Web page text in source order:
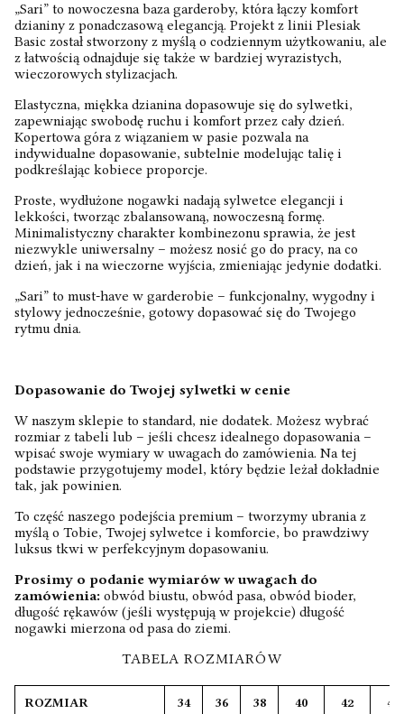
„Sari” to nowoczesna baza garderoby, która łączy komfort
dzianiny z ponadczasową elegancją. Projekt z linii Plesiak
Basic został stworzony z myślą o codziennym użytkowaniu, ale
z łatwością odnajduje się także w bardziej wyrazistych,
wieczorowych stylizacjach.
Elastyczna, miękka dzianina dopasowuje się do sylwetki,
zapewniając swobodę ruchu i komfort przez cały dzień.
Kopertowa góra z wiązaniem w pasie pozwala na
indywidualne dopasowanie, subtelnie modelując talię i
podkreślając kobiece proporcje.
Proste, wydłużone nogawki nadają sylwetce elegancji i
lekkości, tworząc zbalansowaną, nowoczesną formę.
Minimalistyczny charakter kombinezonu sprawia, że jest
niezwykle uniwersalny – możesz nosić go do pracy, na co
dzień, jak i na wieczorne wyjścia, zmieniając jedynie dodatki.
„Sari” to must-have w garderobie – funkcjonalny, wygodny i
stylowy jednocześnie, gotowy dopasować się do Twojego
rytmu dnia.
Dopasowanie do Twojej sylwetki w cenie
W naszym sklepie to standard, nie dodatek. Możesz wybrać
rozmiar z tabeli lub – jeśli chcesz idealnego dopasowania –
wpisać swoje wymiary w uwagach do zamówienia. Na tej
podstawie przygotujemy model, który będzie leżał dokładnie
tak, jak powinien.
To część naszego podejścia premium – tworzymy ubrania z
myślą o Tobie, Twojej sylwetce i komforcie, bo prawdziwy
luksus tkwi w perfekcyjnym dopasowaniu.
Prosimy o podanie wymiarów w uwagach do
zamówienia: obwód biustu, obwód pasa, obwód bioder,
długość rękawów (jeśli występują w projekcie) długość
nogawki mierzona od pasa do ziemi.
TABELA ROZMIARÓW
ROZMIAR 34 36 38 40 42 44